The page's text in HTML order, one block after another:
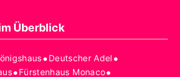
Überblick
•Deutscher Adel•
•Fürstenhaus Monaco•